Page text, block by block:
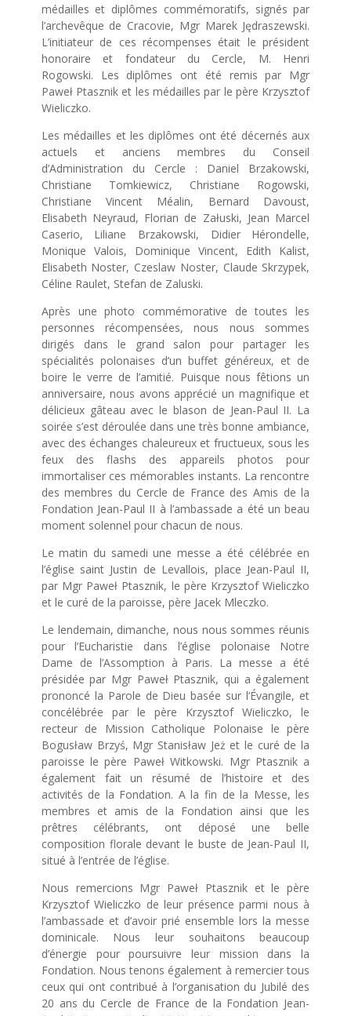
médailles et diplômes commémoratifs, signés par
l’archevêque de Cracovie, Mgr Marek Jędraszewski.
L’initiateur de ces récompenses était le président
honoraire et fondateur du Cercle, M. Henri
Rogowski. Les diplômes ont été remis par Mgr
Paweł Ptasznik et les médailles par le père Krzysztof
Wieliczko.
Les médailles et les diplômes ont été décernés aux
actuels et anciens membres du Conseil
d’Administration du Cercle : Daniel Brzakowski,
Christiane Tomkiewicz, Christiane Rogowski,
Christiane Vincent Méalin, Bernard Davoust,
Elisabeth Neyraud, Florian de Załuski, Jean Marcel
Caserio, Liliane Brzakowski, Didier Hérondelle,
Monique Valois, Dominique Vincent, Edith Kalist,
Elisabeth Noster, Czeslaw Noster, Claude Skrzypek,
Céline Raulet, Stefan de Zaluski.
Après une photo commémorative de toutes les
personnes récompensées, nous nous sommes
dirigés dans le grand salon pour partager les
spécialités polonaises d’un buffet généreux, et de
boire le verre de l’amitié. Puisque nous fêtions un
anniversaire, nous avons apprécié un magnifique et
délicieux gâteau avec le blason de Jean-Paul II. La
soirée s’est déroulée dans une très bonne ambiance,
avec des échanges chaleureux et fructueux, sous les
feux des flashs des appareils photos pour
immortaliser ces mémorables instants. La rencontre
des membres du Cercle de France des Amis de la
Fondation Jean-Paul II à l’ambassade a été un beau
moment solennel pour chacun de nous.
Le matin du samedi une messe a été célébrée en
l’église saint Justin de Levallois, place Jean-Paul II,
par Mgr Paweł Ptasznik, le père Krzysztof Wieliczko
et le curé de la paroisse, père Jacek Mleczko.
Le lendemain, dimanche, nous nous sommes réunis
pour l’Eucharistie dans l’église polonaise Notre
Dame de l’Assomption à Paris. La messe a été
présidée par Mgr Paweł Ptasznik, qui a également
prononcé la Parole de Dieu basée sur l’Évangile, et
concélébrée par le père Krzysztof Wieliczko, le
recteur de Mission Catholique Polonaise le père
Bogusław Brzyś, Mgr Stanisław Jeż et le curé de la
paroisse le père Paweł Witkowski. Mgr Ptasznik a
également fait un résumé de l’histoire et des
activités de la Fondation. A la fin de la Messe, les
membres et amis de la Fondation ainsi que les
prêtres célébrants, ont déposé une belle
composition florale devant le buste de Jean-Paul II,
situé à l’entrée de l’église.
Nous remercions Mgr Paweł Ptasznik et le père
Krzysztof Wieliczko de leur présence parmi nous à
l’ambassade et d’avoir prié ensemble lors la messe
dominicale. Nous leur souhaitons beaucoup
d’énergie pour poursuivre leur mission dans la
Fondation. Nous tenons également à remercier tous
ceux qui ont contribué à l’organisation du Jubilé des
20 ans du Cercle de France de la Fondation Jean-